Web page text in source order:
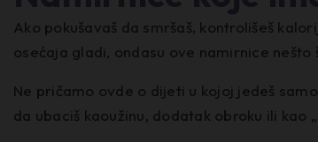
Ako pokušavaš da smršaš, kontrolišeš
osećaja gladi, ondasu ove namirnice nešto
Ne pričamo ovde o dijeti u kojoj jedeš
da ubaciš kaoužinu, dodatak obroku ili kao